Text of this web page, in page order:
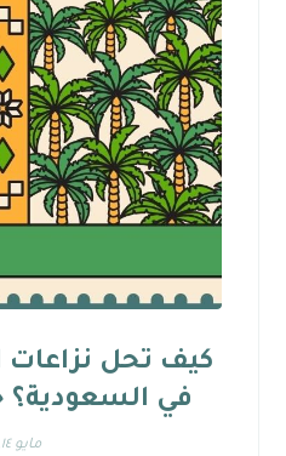
كيف تحل نزاعات
في السعودية؟
مايو ١٤, ٢٠٢٦